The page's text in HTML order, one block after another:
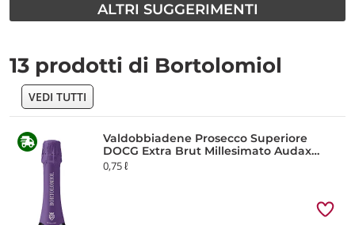
ALTRI SUGGERIMENTI
13 prodotti di Bortolomiol
VEDI TUTTI
Valdobbiadene Prosecco Superiore
DOCG Extra Brut Millesimato Audax
2025 Bortolomiol
0,75 ℓ